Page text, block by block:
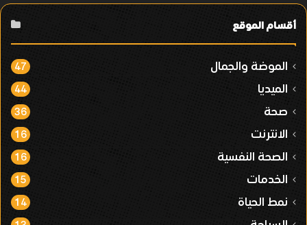
أقسام الموقع
الموضة والجمال 47
الميديا 44
صحة 36
الانترنت 16
الصحة النفسية 16
الخدمات 15
نمط الحياة 14